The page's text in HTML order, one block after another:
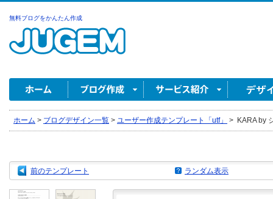
無料ブログをかんたん作成
ホーム > ブログデザイン一覧 > ユーザー作成テンプレート「utf」 > KARA by
前のテンプレート ランダム表示